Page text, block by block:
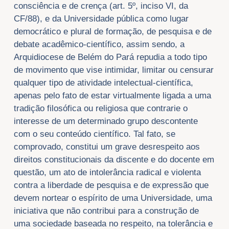
consciência e de crença (art. 5º, inciso VI, da
CF/88), e da Universidade pública como lugar
democrático e plural de formação, de pesquisa e de
debate acadêmico-científico, assim sendo, a
Arquidiocese de Belém do Pará repudia a todo tipo
de movimento que vise intimidar, limitar ou censurar
qualquer tipo de atividade intelectual-científica,
apenas pelo fato de estar virtualmente ligada a uma
tradição filosófica ou religiosa que contrarie o
interesse de um determinado grupo descontente
com o seu conteúdo científico. Tal fato, se
comprovado, constitui um grave desrespeito aos
direitos constitucionais da discente e do docente em
questão, um ato de intolerância radical e violenta
contra a liberdade de pesquisa e de expressão que
devem nortear o espírito de uma Universidade, uma
iniciativa que não contribui para a construção de
uma sociedade baseada no respeito, na tolerância e